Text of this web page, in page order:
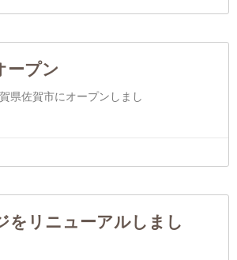
ープン
県佐賀市にオープンしまし
をリニューアルしまし